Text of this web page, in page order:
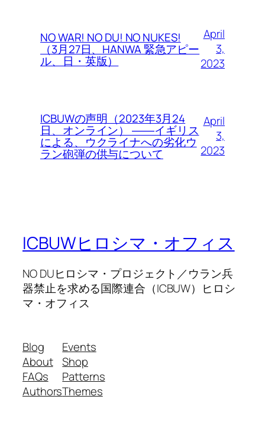
NO WAR! NO DU! NO NUKES!
（3月27日、HANWA 緊急アピー
ル、日・英版）
April
3,
2023
ICBUWの声明（2023年3月24
日、オンライン） ――イギリス
による、ウクライナへの劣化ウ
ラン砲弾の供与について
April
3,
2023
ICBUWヒロシマ・オフィス
NO DUヒロシマ・プロジェクト／ウラン兵
器禁止を求める国際連合（ICBUW）ヒロシ
マ・オフィス
Blog
About
FAQs
Authors
Events
Shop
Patterns
Themes